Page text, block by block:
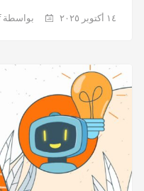
١٤ أكتوبر ٢٠٢٥ بواسطة Moncif